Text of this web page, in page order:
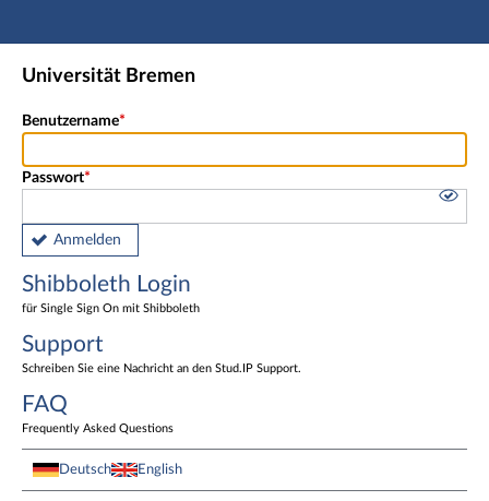
Hauptnavigation
Shibboleth Login
Universität Bremen
Benutzername
Passwort
Anmelden
Shibboleth Login
für Single Sign On mit Shibboleth
Support
Schreiben Sie eine Nachricht an den Stud.IP Support.
FAQ
Frequently Asked Questions
Deutsch English